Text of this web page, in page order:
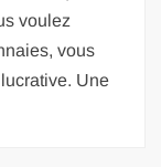
voulez
vous
Une